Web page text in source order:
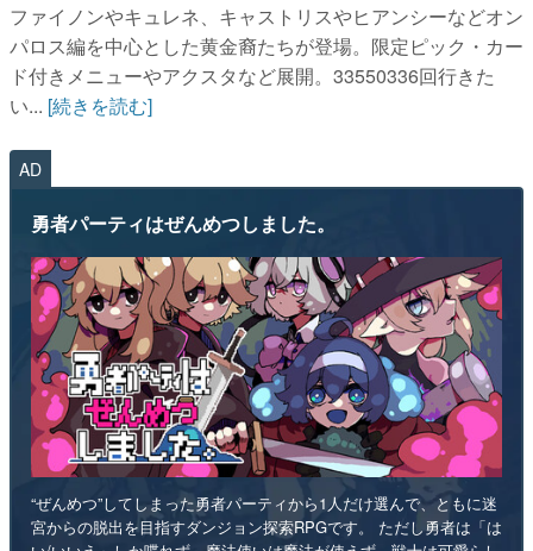
ファイノンやキュレネ、キャストリスやヒアンシーなどオン
パロス編を中心とした黄金裔たちが登場。限定ピック・カー
ド付きメニューやアクスタなど展開。33550336回行きた
い... [続きを読む]
AD
勇者パーティはぜんめつしました。
“ぜんめつ”してしまった勇者パーティから1人だけ選んで、ともに迷
宮からの脱出を目指すダンジョン探索RPGです。 ただし勇者は「は